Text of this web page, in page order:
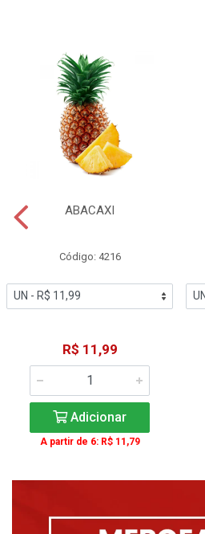
ABACAXI
Código: 4216
R$ 11,99
Adicionar
A partir de 6: R$ 11,79